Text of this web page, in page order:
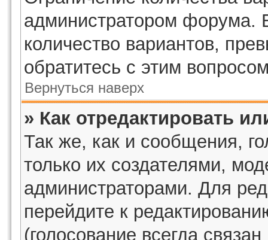
администратором форума.
количество вариантов,
обратитесь с этим
Вернуться наверх
» Как отредактировать
Так же, как и сообщения,
только их создателями,
администраторами. Для
перейдите к
(голосование всегда